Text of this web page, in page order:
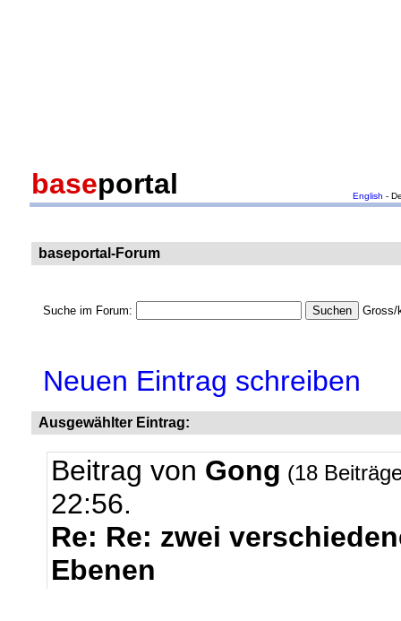
baseportal English -
baseportal-Forum
Suche im Forum: Gross/
Neuen Eintrag schreiben
Ausgewählter Eintrag:
Beitrag von Gong (18
22:56.
Re: Re: zwei
Ebenen